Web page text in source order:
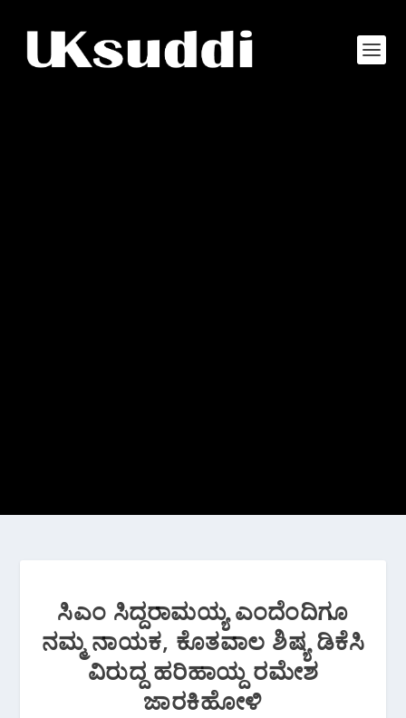
ಸಿಎಂ ಸಿದ್ದರಾಮಯ್ಯ ಎಂದೆಂದಿಗೂ
ನಮ್ಮ ನಾಯಕ, ಕೊತವಾಲ ಶಿಷ್ಯ ಡಿಕೆಸಿ
ವಿರುದ್ದ ಹರಿಹಾಯ್ದ ರಮೇಶ
ಜಾರಕಿಹೋಳಿ